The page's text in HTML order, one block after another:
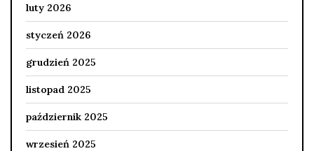
luty 2026
styczeń 2026
grudzień 2025
listopad 2025
październik 2025
wrzesień 2025